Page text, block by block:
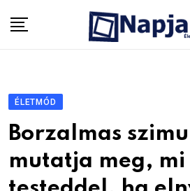
ÉLETMÓD
Borzalmas
mutatja meg,